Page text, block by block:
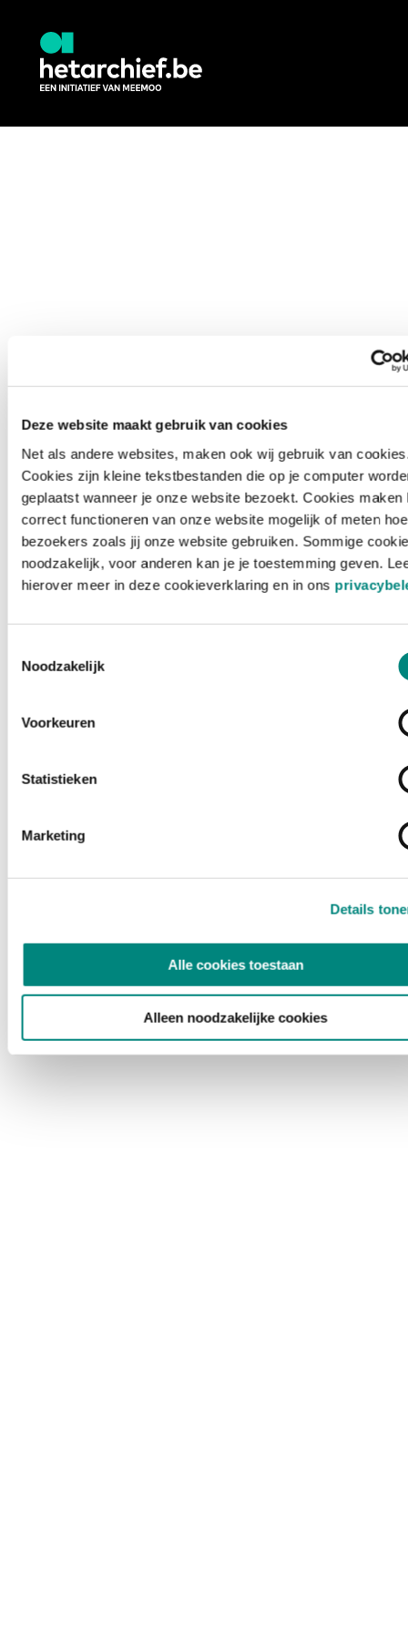
Deze website maakt gebruik van cookies
Net als andere websites, maken ook wij gebruik van
Cookies zijn kleine tekstbestanden die op je computer
geplaatst wanneer je onze website bezoekt. Cookies maken
correct functioneren van onze website mogelijk of meten hoe
bezoekers zoals jij onze website gebruiken. Sommige
noodzakelijk, voor anderen kan je je toestemming geven.
hierover meer in deze cookieverklaring en in ons
Noodzakelijk
Voorkeuren
Statistieken
Marketing
Details
Alle cookies toestaan
Alleen noodzakelijke cookies